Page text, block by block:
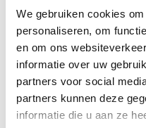
We gebruiken cookies
personaliseren, om
en om ons
informatie over uw
partners voor social
partners kunnen deze
informatie die u aan ze
DINSDAG
08:00 - 21:00
WOENSDAG
08:00 - 21:00